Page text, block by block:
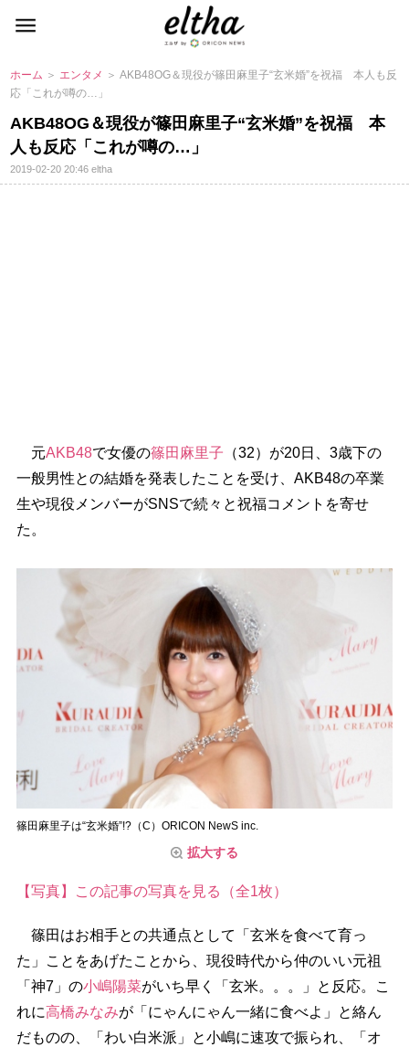
ホーム ＞ エンタメ ＞ AKB48OG＆現役が篠田麻里子“玄米婚”を祝福 本人も反
応「これが噂の…」
AKB48OG＆現役が篠田麻里子“玄米婚”を祝福 本
人も反応「これが噂の…」
2019-02-20 20:46eltha
元AKB48で女優の篠田麻里子 （32）が20日、3歳下の
一般男性との結婚を発表したことを受け、AKB48の卒業
生や現役メンバーがSNSで続々と祝福コメントを寄せ
た。
篠田麻里子は“玄米婚”!?（C）ORICON NewS inc.
拡大する
【写真】この記事の写真を見る（全1枚）
篠田はお相手との共通点として「玄米を食べて育っ
た」ことをあげたことから、現役時代から仲のいい元祖
「神7」の小嶋陽菜がいち早く「玄米。。。」と反応。こ
れに高橋みなみが「にゃんにゃん一緒に食べよ」と絡ん
だものの、「わい白米派」と小嶋に速攻で振られ、「オ